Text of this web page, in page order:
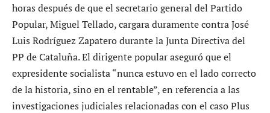
horas después de que el secretario general del Partido
Popular, Miguel Tellado, cargara duramente contra José
Luis Rodríguez Zapatero durante la Junta Directiva del
PP de Cataluña. El dirigente popular aseguró que el
expresidente socialista “nunca estuvo en el lado correcto
de la historia, sino en el rentable”, en referencia a las
investigaciones judiciales relacionadas con el caso Plus